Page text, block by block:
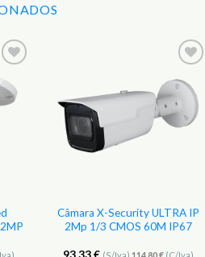
aos
Favoritos
Câmara X-Security ULTRA IP
2Mp 1/3 CMOS 60M IP67